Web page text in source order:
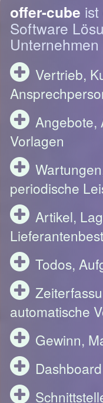
offer-cube
Software
Unternehmen
Vertrieb,
Angebote,
Vorlagen
periodische
Artikel,
Todos,
automatische
Gewinn,